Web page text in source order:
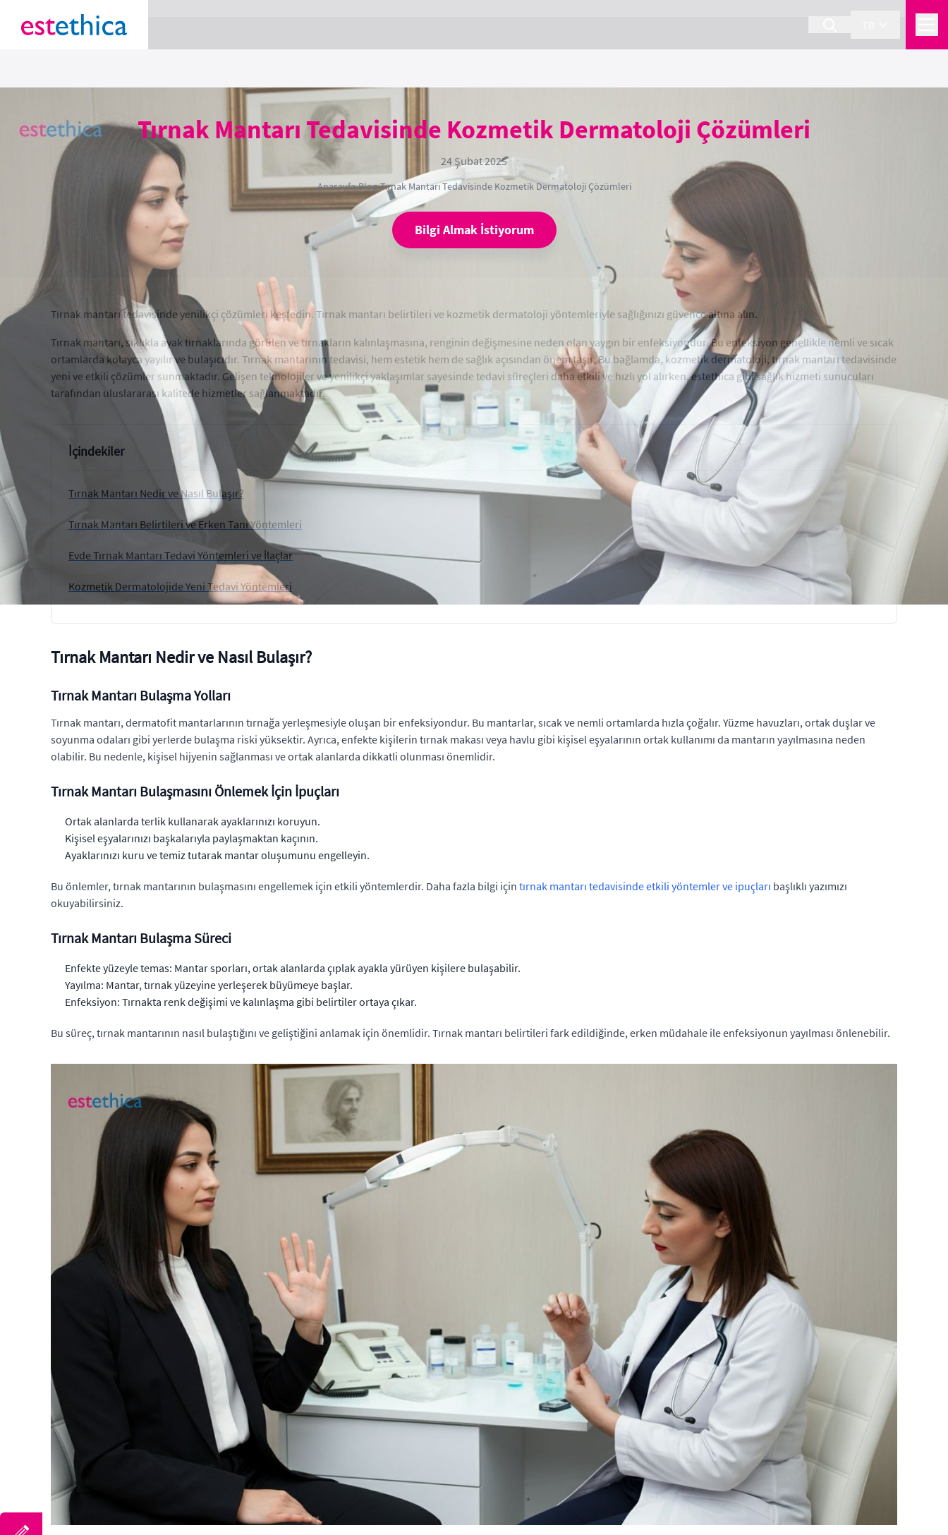
Tırnak Mantarı Tedavisinde Kozmetik Dermatoloji Çözümleri
24 Şubat 2025
Anasayfa›Blog›Tırnak Mantarı Tedavisinde Kozmetik Dermatoloji Çözümleri
Bilgi Almak İstiyorum
Tırnak mantarı tedavisinde yenilikçi çözümleri keşfedin. Tırnak mantarı belirtileri ve kozmetik dermatoloji yöntemleriyle sağlığınızı güvence altına alın.
Tırnak mantarı, sıklıkla ayak tırnaklarında görülen ve tırnakların kalınlaşmasına, renginin değişmesine neden olan yaygın bir enfeksiyondur. Bu enfeksiyon genellikle nemli ve sıcak
ortamlarda kolayca yayılır ve bulaşıcıdır. Tırnak mantarının tedavisi, hem estetik hem de sağlık açısından önem taşır. Bu bağlamda, kozmetik dermatoloji, tırnak mantarı tedavisinde
yeni ve etkili çözümler sunmaktadır. Gelişen teknolojiler ve yenilikçi yaklaşımlar sayesinde tedavi süreçleri daha etkili ve hızlı yol alırken, estethica gibi sağlık hizmeti sunucuları
tarafından uluslararası kalitede hizmetler sağlanmaktadır.
İçindekiler
Tırnak Mantarı Nedir ve Nasıl Bulaşır?
Tırnak Mantarı Belirtileri ve Erken Tanı Yöntemleri
Evde Tırnak Mantarı Tedavi Yöntemleri ve İlaçlar
Kozmetik Dermatolojide Yeni Tedavi Yöntemleri
Tırnak Mantarı Nedir ve Nasıl Bulaşır?
Tırnak Mantarı Bulaşma Yolları
Tırnak mantarı, dermatofit mantarlarının tırnağa yerleşmesiyle oluşan bir enfeksiyondur. Bu mantarlar, sıcak ve nemli ortamlarda hızla çoğalır. Yüzme havuzları, ortak duşlar ve
soyunma odaları gibi yerlerde bulaşma riski yüksektir. Ayrıca, enfekte kişilerin tırnak makası veya havlu gibi kişisel eşyalarının ortak kullanımı da mantarın yayılmasına neden
olabilir. Bu nedenle, kişisel hijyenin sağlanması ve ortak alanlarda dikkatli olunması önemlidir.
Tırnak Mantarı Bulaşmasını Önlemek İçin İpuçları
Ortak alanlarda terlik kullanarak ayaklarınızı koruyun.
Kişisel eşyalarınızı başkalarıyla paylaşmaktan kaçının.
Ayaklarınızı kuru ve temiz tutarak mantar oluşumunu engelleyin.
Bu önlemler, tırnak mantarının bulaşmasını engellemek için etkili yöntemlerdir. Daha fazla bilgi için tırnak mantarı tedavisinde etkili yöntemler ve ipuçları başlıklı yazımızı
okuyabilirsiniz.
Tırnak Mantarı Bulaşma Süreci
Enfekte yüzeyle temas: Mantar sporları, ortak alanlarda çıplak ayakla yürüyen kişilere bulaşabilir.
Yayılma: Mantar, tırnak yüzeyine yerleşerek büyümeye başlar.
Enfeksiyon: Tırnakta renk değişimi ve kalınlaşma gibi belirtiler ortaya çıkar.
Bu süreç, tırnak mantarının nasıl bulaştığını ve geliştiğini anlamak için önemlidir. Tırnak mantarı belirtileri fark edildiğinde, erken müdahale ile enfeksiyonun yayılması önlenebilir.